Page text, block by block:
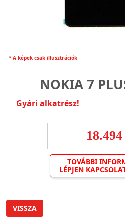
* A képek csak illusztrációk
NOKIA 7
Gyári alkatrész!
TOVÁBBI
LÉPJEN
VISSZA